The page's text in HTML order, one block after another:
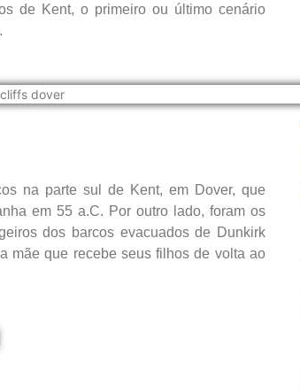
de Kent, o primeiro ou último cenário
na parte sul de Kent, em Dover, que
em 55 a.C. Por outro lado, foram os
dos barcos evacuados de Dunkirk
mãe que recebe seus filhos de volta ao